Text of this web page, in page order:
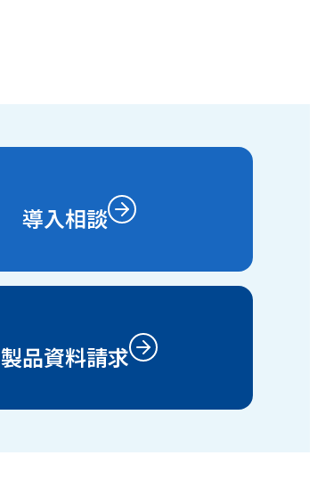
導入相談
製品資料請求